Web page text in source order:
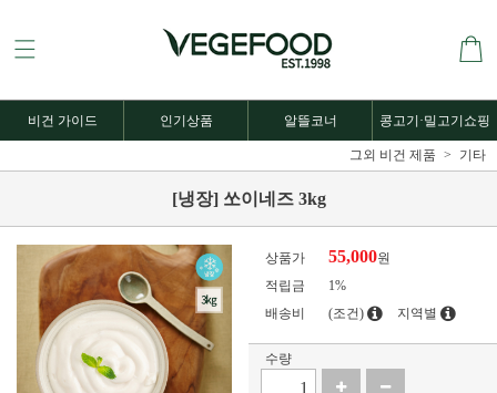
비건 가이드 인기상품 알뜰코너 콩고기·밀고기쇼핑
그외 비건 제품 기타
[냉장] 쏘이네즈 3kg
상품가 55,000원
적립금
1%
배송비
(조건) 지역별
수량